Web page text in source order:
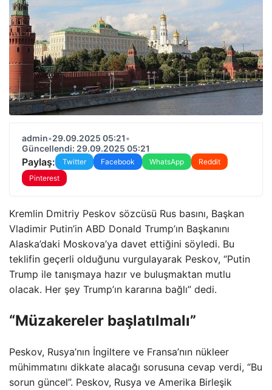
admin•29.09.2025 05:21•
Güncellendi: 29.09.2025 05:21
Paylaş: Twitter Facebook WhatsApp
Reddit
Pinterest
Kremlin Dmitriy Peskov sözcüsü Rus basını, Başkan
Vladimir Putin’in ABD Donald Trump’ın Başkanını
Alaska’daki Moskova’ya davet ettiğini söyledi. Bu
teklifin geçerli olduğunu vurgulayarak Peskov, “Putin
Trump ile tanışmaya hazır ve buluşmaktan mutlu
olacak. Her şey Trump’ın kararına bağlı” dedi.
“Müzakereler başlatılmalı”
Peskov, Rusya’nın İngiltere ve Fransa’nın nükleer
mühimmatını dikkate alacağı sorusuna cevap verdi, “Bu
sorun güncel”. Peskov, Rusya ve Amerika Birleşik